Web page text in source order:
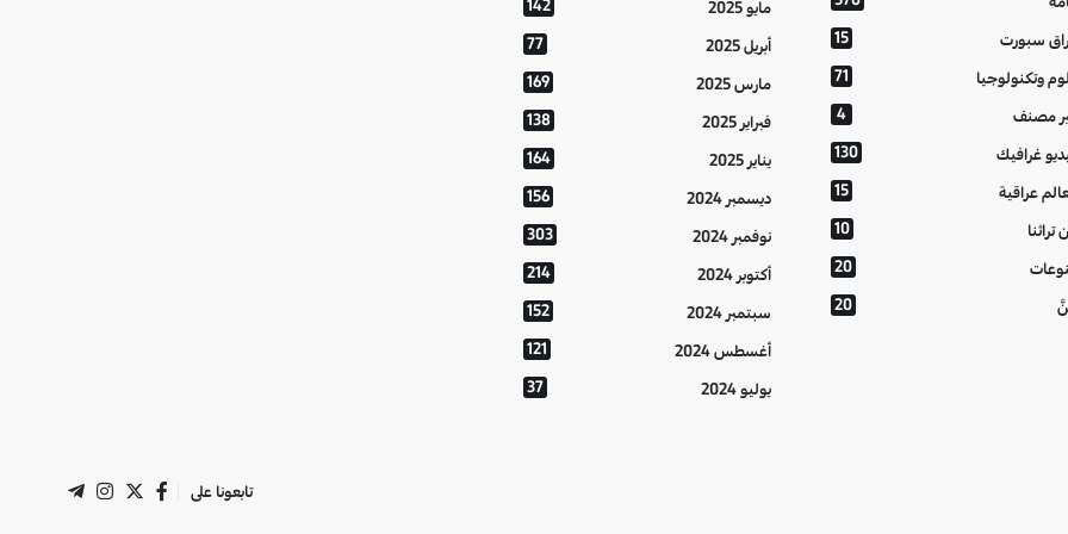
سبورت 15
وتكنولوجيا 71
مصنف 4
غرافيك 130
عراقية 15
تراثنا 10
20
20
مايو 2025 142
أبريل 2025 77
مارس 2025 169
فبراير 2025 138
يناير 2025 164
ديسمبر 2024 156
نوفمبر 2024 303
أكتوبر 2024 214
سبتمبر 2024 152
أغسطس 2024 121
يوليو 2024 37
تابعونا على